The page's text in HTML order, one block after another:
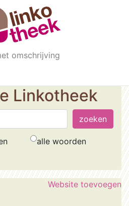
omschrijving
Linkotheek
alle woorden
Website toevoegen